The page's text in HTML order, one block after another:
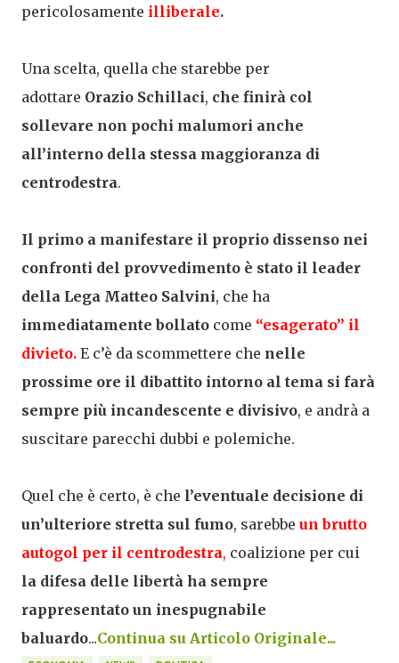
pericolosamente illiberale.
Una scelta, quella che starebbe per
adottare Orazio Schillaci, che finirà col
sollevare non pochi malumori anche
all’interno della stessa maggioranza di
centrodestra.
Il primo a manifestare il proprio dissenso nei
confronti del provvedimento è stato il leader
della Lega Matteo Salvini, che ha
immediatamente bollato come “esagerato” il
divieto. E c’è da scommettere che nelle
prossime ore il dibattito intorno al tema si farà
sempre più incandescente e divisivo, e andrà a
suscitare parecchi dubbi e polemiche.
Quel che è certo, è che l’eventuale decisione di
un’ulteriore stretta sul fumo, sarebbe un brutto
autogol per il centrodestra, coalizione per cui
la difesa delle libertà ha sempre
rappresentato un inespugnabile
baluardo...Continua su Articolo Originale...